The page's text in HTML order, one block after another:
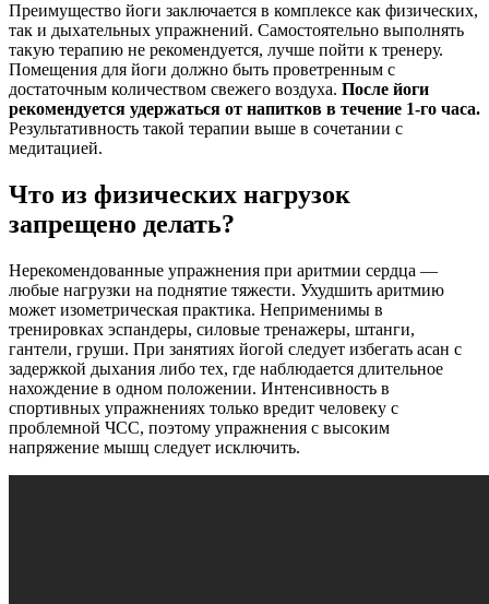
Преимущество йоги заключается в комплексе как физических,
так и дыхательных упражнений. Самостоятельно выполнять
такую терапию не рекомендуется, лучше пойти к тренеру.
Помещения для йоги должно быть проветренным с
достаточным количеством свежего воздуха. После йоги
рекомендуется удержаться от напитков в течение 1-го часа.
Результативность такой терапии выше в сочетании с
медитацией.
Что из физических нагрузок
запрещено делать?
Нерекомендованные упражнения при аритмии сердца —
любые нагрузки на поднятие тяжести. Ухудшить аритмию
может изометрическая практика. Неприменимы в
тренировках эспандеры, силовые тренажеры, штанги,
гантели, груши. При занятиях йогой следует избегать асан с
задержкой дыхания либо тех, где наблюдается длительное
нахождение в одном положении. Интенсивность в
спортивных упражнениях только вредит человеку с
проблемной ЧСС, поэтому упражнения с высоким
напряжение мышц следует исключить.